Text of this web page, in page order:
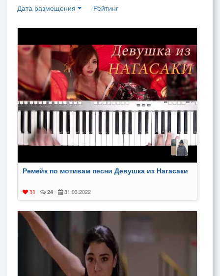
Дата размещения Рейтинг
Ремейк по мотивам песни Девушка из Нагасаки
11 24 31.03.2022